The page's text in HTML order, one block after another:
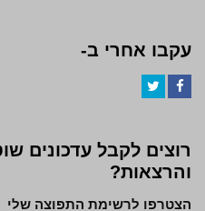
עקבו אחרי ב-
רוצים לקבל עדכונים
והרצאות?
הצטרפו לרשימת התפוצה שלי